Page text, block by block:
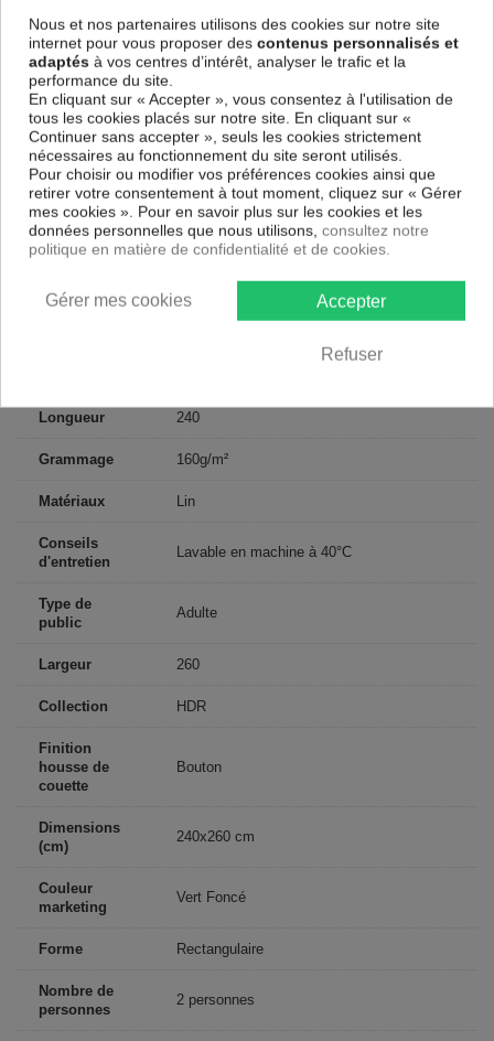
DIMENSIONS & GUIDE
Housse de couette
140 x 200 cm : 1 personne
200 x 200 cm : 1-2 personnes
220 x 240 cm : 2 personnes
240 x 260 cm : 2 personnes
Taie d'oreiller (1 taie pour la taille 140 x 200 cm, 2 taies pour les autres
tailles)
CONTENU
1 housse de couette 240x260 cm Pin
2 taies d'oreiller 65x65 cm
Longueur 240
Grammage 160g/m²
Matériaux Lin
Conseils
d'entretien
Lavable en machine à 40°C
Type de
public
Adulte
Largeur 260
Collection HDR
Finition
housse de
couette
Bouton
Dimensions
(cm)
240x260 cm
Couleur
marketing
Vert Foncé
Forme Rectangulaire
Nombre de
personnes
2 personnes
Nous et nos partenaires utilisons des cookies sur notre site
internet pour vous proposer des contenus personnalisés et
adaptés à vos centres d’intérêt, analyser le trafic et la
performance du site.
En cliquant sur « Accepter », vous consentez à l'utilisation de
tous les cookies placés sur notre site. En cliquant sur «
Continuer sans accepter », seuls les cookies strictement
nécessaires au fonctionnement du site seront utilisés.
Pour choisir ou modifier vos préférences cookies ainsi que
retirer votre consentement à tout moment, cliquez sur « Gérer
mes cookies ». Pour en savoir plus sur les cookies et les
données personnelles que nous utilisons, consultez notre
politique en matière de confidentialité et de cookies.
Accepter
Refuser
Gérer mes cookies